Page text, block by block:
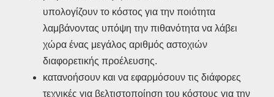
υπολογίζουν το κόστος για την ποιότητα
λαμβάνοντας υπόψη την πιθανότητα να λάβει
χώρα ένας μεγάλος αριθμός αστοχιών
διαφορετικής προέλευσης.
κατανοήσουν και να εφαρμόσουν τις διάφορες
τεχνικές για βελτιστοποίηση του κόστους για την